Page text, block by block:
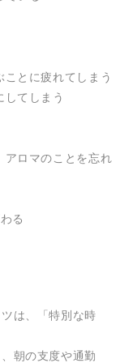
とに疲れてしまう
てしまう
アロマのことを忘れ
る
は、「特別な時
朝の支度や通勤